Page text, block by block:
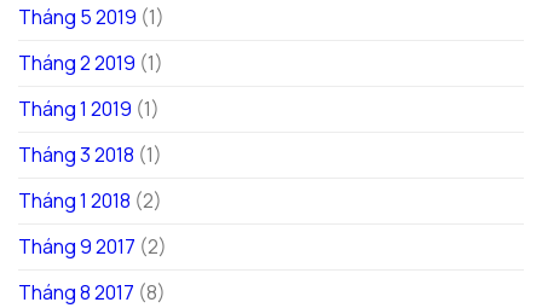
Tháng 5 2019 (1)
Tháng 2 2019 (1)
Tháng 1 2019 (1)
Tháng 3 2018 (1)
Tháng 1 2018 (2)
Tháng 9 2017 (2)
Tháng 8 2017 (8)